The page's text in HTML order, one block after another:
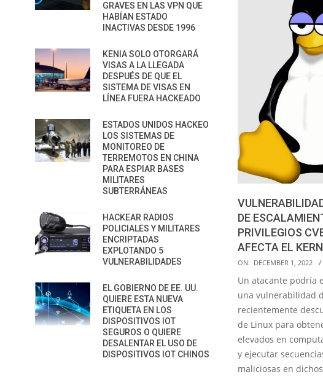
DE
PRIVILEGIOS
AFECTA EL
2022-
12-
ON: DECEMBER 1, 2022
Un atacante podría
una vulnerabilidad
recientemente
de Linux para
elevados en
y ejecutar
maliciosas en
GRAVES EN LAS VPN QUE
HABÍAN ESTADO
INACTIVAS DESDE 1996
KENIA SOLO OTORGARÁ
VISAS A LA LLEGADA
DESPUÉS DE QUE EL
SISTEMA DE VISAS EN
LÍNEA FUERA HACKEADO
ESTADOS UNIDOS HACKEO
LOS SISTEMAS DE
MONITOREO DE
TERREMOTOS EN CHINA
PARA ESPIAR BASES
MILITARES
SUBTERRÁNEAS
HACKEAR RADIOS
POLICIALES Y MILITARES
ENCRIPTADAS
EXPLOTANDO 5
VULNERABILIDADES
EL GOBIERNO DE EE. UU.
QUIERE ESTA NUEVA
ETIQUETA EN LOS
DISPOSITIVOS IOT
SEGUROS O QUIERE
DESALENTAR EL USO DE
DISPOSITIVOS IOT CHINOS